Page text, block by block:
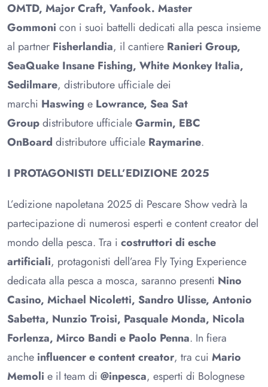
OMTD, Major Craft, Vanfook. Master
Gommoni con i suoi battelli dedicati alla pesca insieme
al partner Fisherlandia, il cantiere Ranieri Group,
SeaQuake Insane Fishing, White Monkey Italia,
Sedilmare, distributore ufficiale dei
marchi Haswing e Lowrance, Sea Sat
Groupdistributore ufficialeGarmin, EBC
OnBoard distributore ufficiale Raymarine.
I PROTAGONISTI DELL’EDIZIONE 2025
L’edizione napoletana 2025 di Pescare Show vedrà la
partecipazione di numerosi esperti e content creator del
mondo della pesca. Tra i costruttori di esche
artificiali, protagonisti dell’area Fly Tying Experience
dedicata alla pesca a mosca, saranno presenti Nino
Casino, Michael Nicoletti, Sandro Ulisse, Antonio
Sabetta, Nunzio Troisi, Pasquale Monda, Nicola
Forlenza, Mirco Bandi e Paolo Penna. In fiera
anche influencer e content creator, tra cui Mario
Memoli e il team di @inpesca, esperti di Bolognese